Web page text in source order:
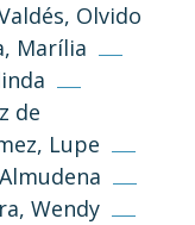
Olvido
Marília
de
Lupe
Wendy